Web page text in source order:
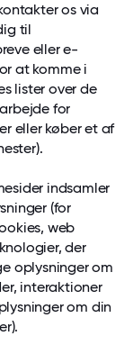
os via
til
eller e-
at komme i
lister over de
for
eller køber et af
indsamler
(for
web
der
oplysninger om
interaktioner
om din